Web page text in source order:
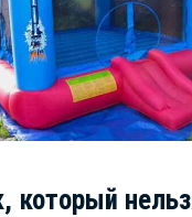
который